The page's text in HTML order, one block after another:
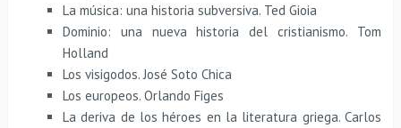
La música: una historia subversiva. Ted Gioia
Dominio: una nueva historia del cristianismo. Tom
Holland
Los visigodos. José Soto Chica
Los europeos. Orlando Figes
La deriva de los héroes en la literatura griega. Carlos